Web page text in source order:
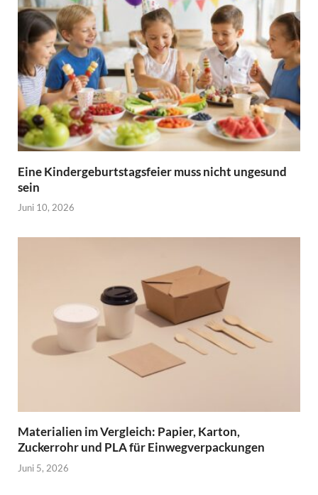
Eine Kindergeburtstagsfeier muss nicht ungesund
sein
Juni 10, 2026
Materialien im Vergleich: Papier, Karton,
Zuckerrohr und PLA für Einwegverpackungen
Juni 5, 2026